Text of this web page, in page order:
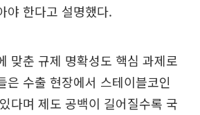
야 한다고 설명했다.
맞춘 규제 명확성도 핵심 과제로
은 수출 현장에서 스테이블코인
다며 제도 공백이 길어질수록 국